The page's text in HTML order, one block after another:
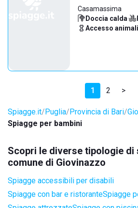
Casamassima
Doccia calda·
Accesso animali
1 2 >
Spiagge.it Puglia Provincia di Bari
Spiagge per bambini
Scopri le diverse tipologie di
comune di Giovinazzo
Spiagge accessibili per disabili
Spiagge con bar e ristoranteSpiagge